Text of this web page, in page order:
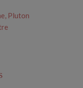
Pluton